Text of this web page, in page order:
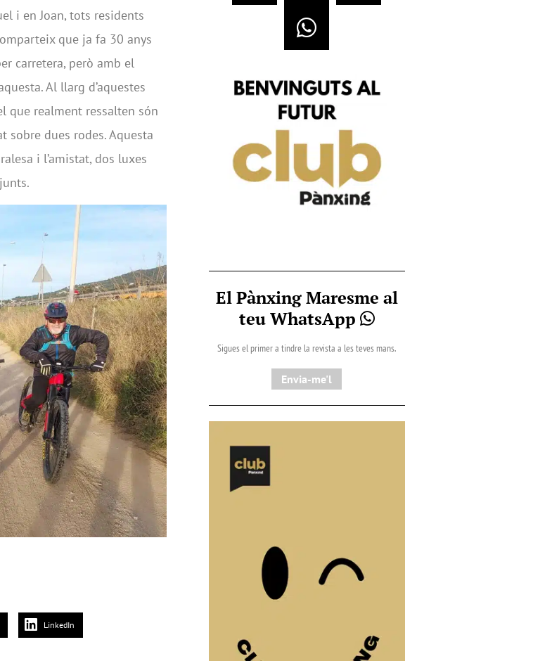
i en Joan, tots residents
que ja fa 30 anys
carretera, però amb el
Al llarg d’aquestes
que realment ressalten són
dues rodes. Aquesta
i l’amistat, dos luxes
LinkedIn
El Pànxing Maresme al
teu WhatsApp
Sigues el primer a tindre la revista a les teves mans.
Envia-me'l